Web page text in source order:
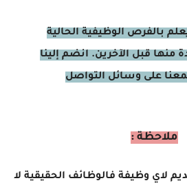
بالفرص الوظيفية الحالية
قبل الآخرين. انضم إلينا
على وسائل التواصل
ملاحظة :
لاي وظيفة فالوظائف الحقيقية لا